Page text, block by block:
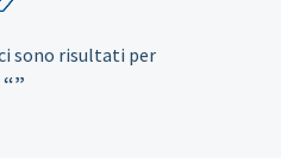
sono risultati per
“”